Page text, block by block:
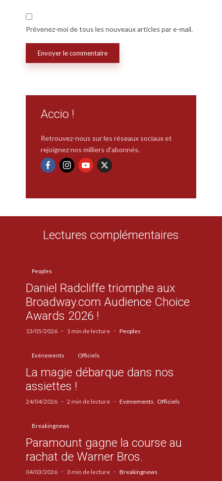
Prévenez-moi de tous les nouveaux articles par e-mail.
Accio !
Retrouvez-nous sur les réseaux sociaux et
rejoignez nos milliers d'abonnés.
Lectures complémentaires
Peoples
Daniel Radcliffe triomphe aux
Broadway.com Audience Choice
Awards 2026 !
13/05/2026 1 min de lecture Peoples
Evénements Officiels
La magie débarque dans nos
assiettes !
24/04/2026 2 min de lecture Evénements Officiels
Breakingnews
Paramount gagne la course au
rachat de Warner Bros.
04/03/2026 3 min de lecture Breakingnews